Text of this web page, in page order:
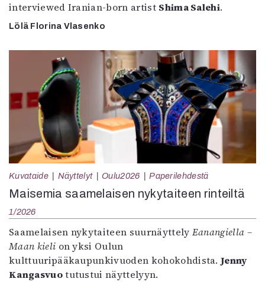
interviewed Iranian-born artist Shima Salehi.
Lölä Florina Vlasenko
Kuvataide Näyttelyt Oulu2026 Paperilehdestä
Maisemia saamelaisen nykytaiteen rinteiltä
1/2026
Saamelaisen nykytaiteen suurnäyttely Eanangiella –
Maan kieli on yksi Oulun
kulttuuripääkaupunkivuoden kohokohdista.Jenny
Kangasvuotutustui näyttelyyn.